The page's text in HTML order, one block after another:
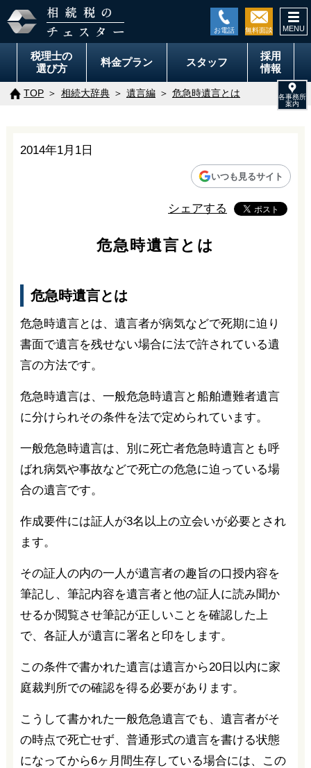
税理士の
選び方
料金プラン スタッフ
採用
情報
TOP 相続大辞典 遺言編 危急時遺言とは
2014年1月1日
いつも見るサイト
シェアする
危急時遺言とは
危急時遺言とは
危急時遺言とは、遺言者が病気などで死期に迫り
書面で遺言を残せない場合に法で許されている遺
言の方法です。
危急時遺言は、一般危急時遺言と船舶遭難者遺言
に分けられその条件を法で定められています。
一般危急時遺言は、別に死亡者危急時遺言とも呼
ばれ病気や事故などで死亡の危急に迫っている場
合の遺言です。
作成要件には証人が3名以上の立会いが必要とされ
ます。
その証人の内の一人が遺言者の趣旨の口授内容を
筆記し、筆記内容を遺言者と他の証人に読み聞か
せるか閲覧させ筆記が正しいことを確認した上
で、各証人が遺言に署名と印をします。
この条件で書かれた遺言は遺言から20日以内に家
庭裁判所での確認を得る必要があります。
こうして書かれた一般危急遺言でも、遺言者がそ
の時点で死亡せず、普通形式の遺言を書ける状態
になってから6ヶ月間生存している場合には、この